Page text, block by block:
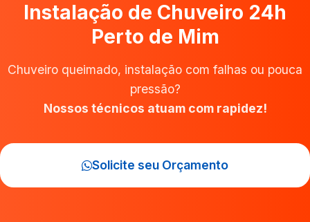
Instalação de Chuveiro 24h
Perto de Mim
Chuveiro queimado, instalação com falhas ou pouca
pressão?
Nossos técnicos atuam com rapidez!
Solicite seu Orçamento